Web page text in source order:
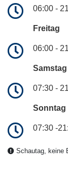
06:00 -
Freitag
06:00 -
Samstag
07:30 -
Sonntag
07:30 -
Schautag, keine